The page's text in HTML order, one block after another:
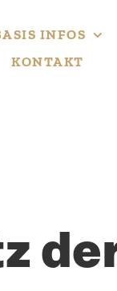
INFOS
KONTAKT